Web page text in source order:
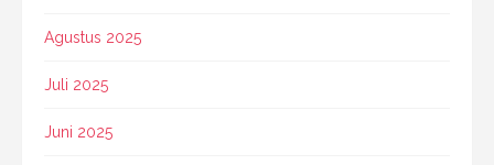
Agustus 2025
Juli 2025
Juni 2025